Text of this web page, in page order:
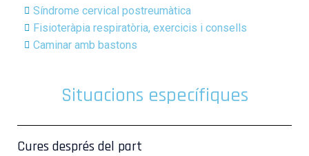
Síndrome cervical postreumàtica
Fisioteràpia respiratòria, exercicis i consells
Caminar amb bastons
Situacions específiques
Cures després del part